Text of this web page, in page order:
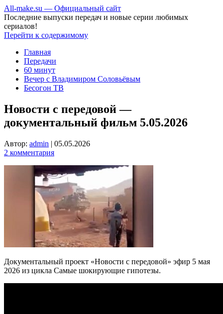
All-make.su — Официальный сайт
Последние выпуски передач и новые серии любимых
сериалов!
Перейти к содержимому
Главная
Передачи
60 минут
Вечер с Владимиром Соловьёвым
Бесогон ТВ
Новости с передовой —
документальный фильм 5.05.2026
Автор: admin | 05.05.2026
2 комментария
Документальный проект «Новости с передовой» эфир 5 мая
2026 из цикла Самые шокирующие гипотезы.